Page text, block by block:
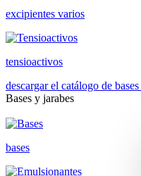
excipientes varios
tensioactivos
descargar el catálogo de bases
Bases y jarabes
bases